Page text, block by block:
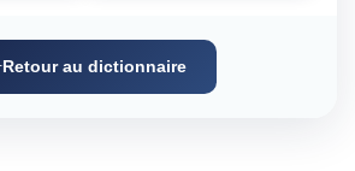
Retour au dictionnaire